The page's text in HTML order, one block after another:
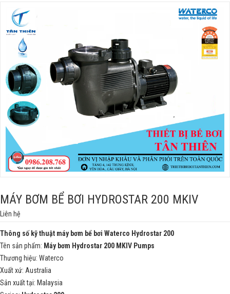
MÁY BƠM BỂ BƠI HYDROSTAR 200 MKIV
Liên hệ
Thông số kỹ thuật máy bơm bể bơi Waterco Hydrostar 200
Tên sản phẩm: Máy bơm Hydrostar 200 MKIV Pumps
Thương hiệu: Waterco
Xuất xứ: Australia
Sản xuất tại: Malaysia